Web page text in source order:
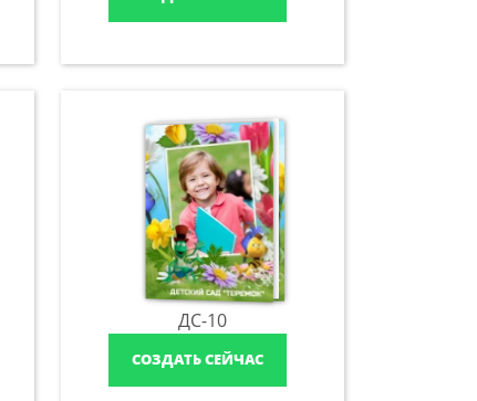
ДС-10
СОЗДАТЬ СЕЙЧАС